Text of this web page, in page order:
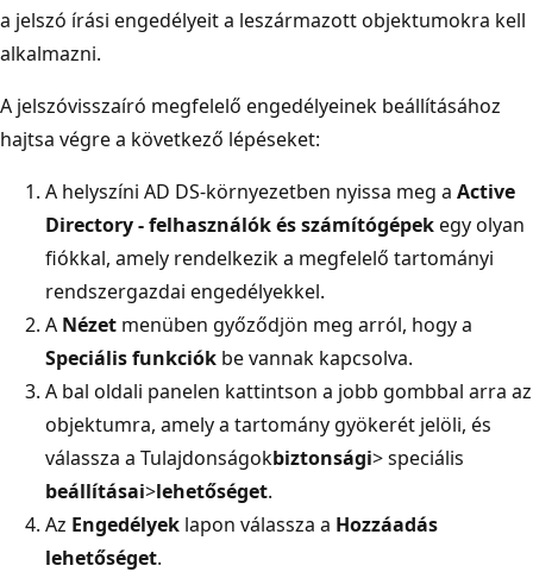
a jelszó írási engedélyeit a leszármazott objektumokra kell
alkalmazni.
A jelszóvisszaíró megfelelő engedélyeinek beállításához
hajtsa végre a következő lépéseket:
A helyszíni AD DS-környezetben nyissa meg a Active
Directory - felhasználók és számítógépekegy olyan
fiókkal, amely rendelkezik a megfelelő tartományi
rendszergazdai engedélyekkel.
A Nézet menüben győződjön meg arról, hogy a
Speciális funkciók be vannak kapcsolva.
A bal oldali panelen kattintson a jobb gombbal arra az
objektumra, amely a tartomány gyökerét jelöli, és
válassza a Tulajdonságokbiztonsági> speciális
beállításai>lehetőséget.
Az Engedélyek lapon válassza a Hozzáadás
lehetőséget.